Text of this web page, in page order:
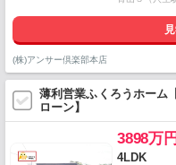
(株)アンサー倶楽部本店
薄利営業ふくろうホーム
ローン】
3898万円
4LDK